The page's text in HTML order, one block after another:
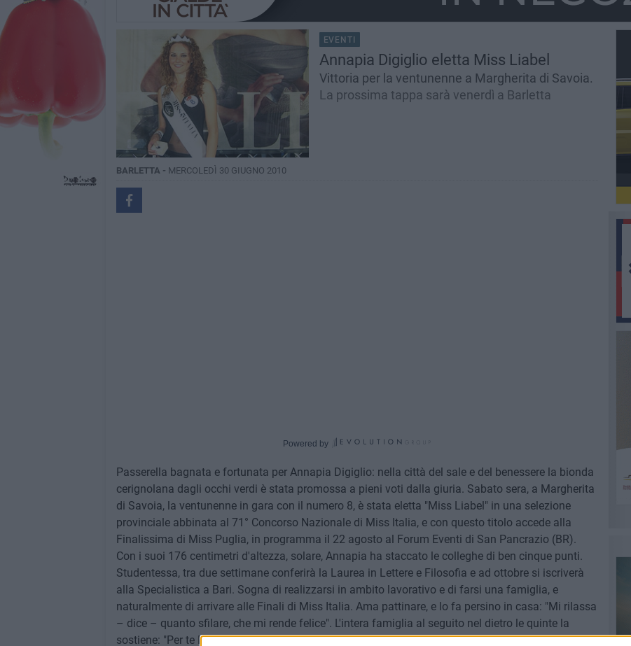
EVENTI
Annapia Digiglio eletta Miss Liabel
Vittoria per la ventunenne a Margherita di Savoia.
La prossima tappa sarà venerdì a Barletta
BARLETTA - MERCOLEDÌ 30 GIUGNO 2010
Powered by
Passerella bagnata e fortunata per Annapia Digiglio: nella città del sale e del benessere la bionda
cerignolana dagli occhi verdi è stata promossa a pieni voti dalla giuria. Sabato sera, a Margherita
di Savoia, la ventunenne in gara con il numero 8, è stata eletta "Miss Liabel" in una selezione
provinciale abbinata al 71° Concorso Nazionale di Miss Italia, e con questo titolo accede alla
Finalissima di Miss Puglia, in programma il 22 agosto al Forum Eventi di San Pancrazio (BR).
Con i suoi 176 centimetri d'altezza, solare, Annapia ha staccato le colleghe di ben cinque punti.
Studentessa, tra due settimane conferirà la Laurea in Lettere e Filosofia e ad ottobre si iscriverà
alla Specialistica a Bari. Sogna di realizzarsi in ambito lavorativo e di farsi una famiglia, e
naturalmente di arrivare alle Finali di Miss Italia. Ama pattinare, e lo fa persino in casa: "Mi rilassa
– dice – quanto sfilare, che mi rende felice". L'intera famiglia al seguito nel dietro le quinte la
sostiene: "Per te Miss Italia continua". La mamma, insegnante, è per lei un modello di vita. "La mia